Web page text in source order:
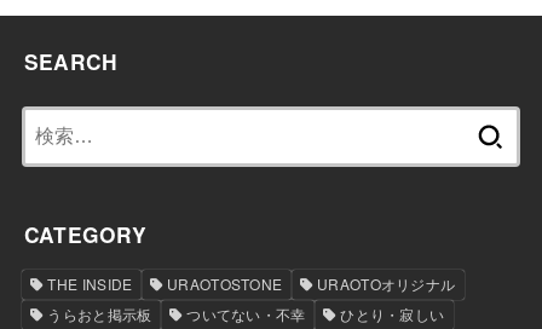
SEARCH
CATEGORY
THE INSIDE URAOTOSTONE
URAOTOオリジナル
うらおと掲示板
ついてない・不幸
ひとり・寂しい